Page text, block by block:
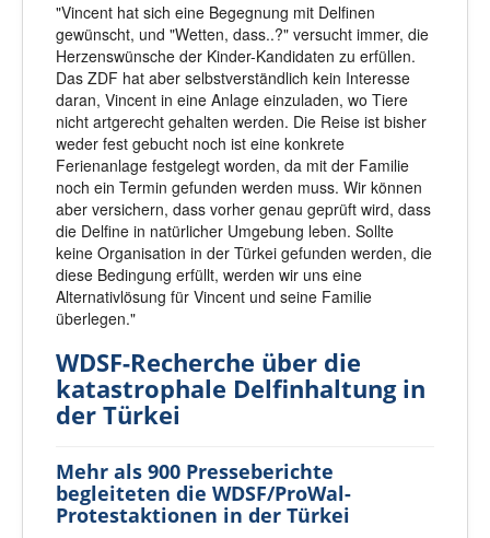
"Vincent hat sich eine Begegnung mit Delfinen
gewünscht, und "Wetten, dass..?" versucht immer, die
Herzenswünsche der Kinder-Kandidaten zu erfüllen.
Das ZDF hat aber selbstverständlich kein Interesse
daran, Vincent in eine Anlage einzuladen, wo Tiere
nicht artgerecht gehalten werden. Die Reise ist bisher
weder fest gebucht noch ist eine konkrete
Ferienanlage festgelegt worden, da mit der Familie
noch ein Termin gefunden werden muss. Wir können
aber versichern, dass vorher genau geprüft wird, dass
die Delfine in natürlicher Umgebung leben. Sollte
keine Organisation in der Türkei gefunden werden, die
diese Bedingung erfüllt, werden wir uns eine
Alternativlösung für Vincent und seine Familie
überlegen."
WDSF-Recherche über die
katastrophale Delfinhaltung in
der Türkei
Mehr als 900 Presseberichte
begleiteten die WDSF/ProWal-
Protestaktionen in der Türkei